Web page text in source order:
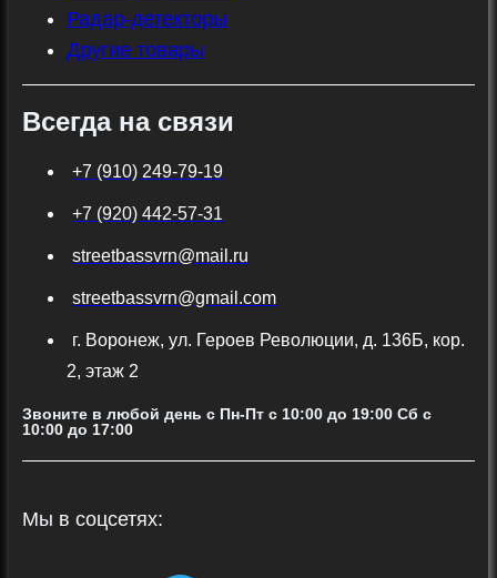
Радар-детекторы
Другие товары
Всегда на связи
+7 (910) 249-79-19
+7 (920) 442-57-31
streetbassvrn@mail.ru
streetbassvrn@gmail.com
г. Воронеж, ул. Героев Революции, д. 136Б, кор.
2, этаж 2
Звоните в любой день с Пн-Пт c 10:00 до 19:00 Сб с
10:00 до 17:00
Мы в соцсетях: